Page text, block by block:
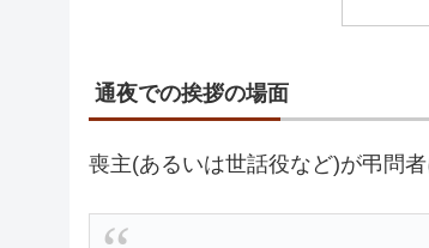
通夜での挨拶の場面
喪主(あるいは世話役など)が弔問